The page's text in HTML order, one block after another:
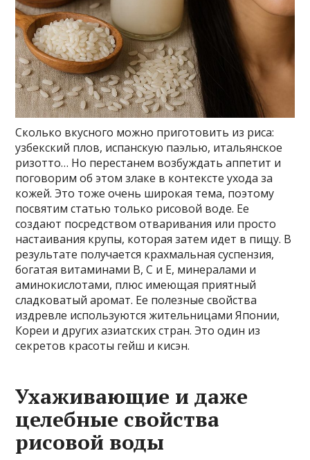
Сколько вкусного можно приготовить из риса:
узбекский плов, испанскую паэлью, итальянское
ризотто… Но перестанем возбуждать аппетит и
поговорим об этом злаке в контексте ухода за
кожей. Это тоже очень широкая тема, поэтому
посвятим статью только рисовой воде. Ее
создают посредством отваривания или просто
настаивания крупы, которая затем идет в пищу. В
результате получается крахмальная суспензия,
богатая витаминами B, C и E, минералами и
аминокислотами, плюс имеющая приятный
сладковатый аромат. Ее полезные свойства
издревле используются жительницами Японии,
Кореи и других азиатских стран. Это один из
секретов красоты гейш и кисэн.
Ухаживающие и даже
целебные свойства
рисовой воды